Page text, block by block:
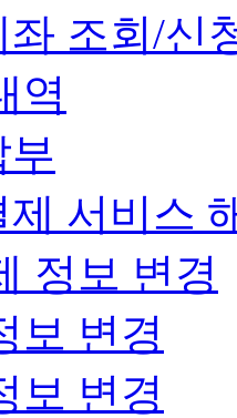
좌 조회/신
역
부
제 서비스
정보 변경
보 변경
보 변경